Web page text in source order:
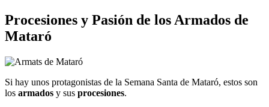
Procesiones y Pasión de los Armados de
Mataró
Si hay unos protagonistas de la Semana Santa de Mataró, estos son
los armados y sus procesiones.